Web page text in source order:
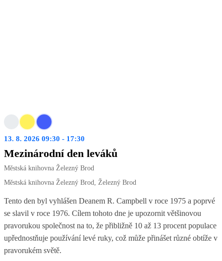
13. 8. 2026 09:30 - 17:30
Mezinárodní den leváků
Městská knihovna Železný Brod
Městská knihovna Železný Brod, Železný Brod
Tento den byl vyhlášen Deanem R. Campbell v roce 1975 a poprvé
se slavil v roce 1976. Cílem tohoto dne je upozornit většinovou
pravorukou společnost na to, že přibližně 10 až 13 procent populace
upřednostňuje používání levé ruky, což může přinášet různé obtíže v
pravorukém světě.